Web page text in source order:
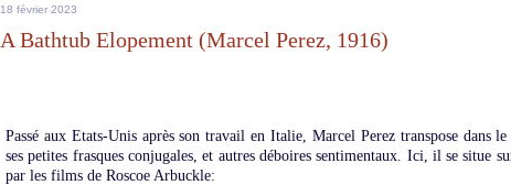
18 février 2023
A Bathtub Elopement (Marcel Perez, 1916)
Passé aux Etats-Unis après son travail en Italie, Marcel Perez transpose dans
ses petites frasques conjugales, et autres déboires sentimentaux. Ici, il se situe
par les films de Roscoe Arbuckle: